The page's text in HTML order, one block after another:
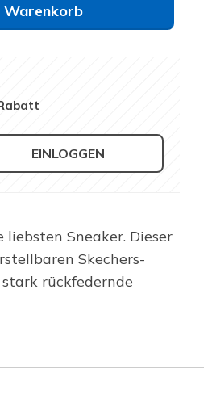
Warenkorb
EINLOGGEN
Sneaker. Dieser
Skechers-
rückfedernde